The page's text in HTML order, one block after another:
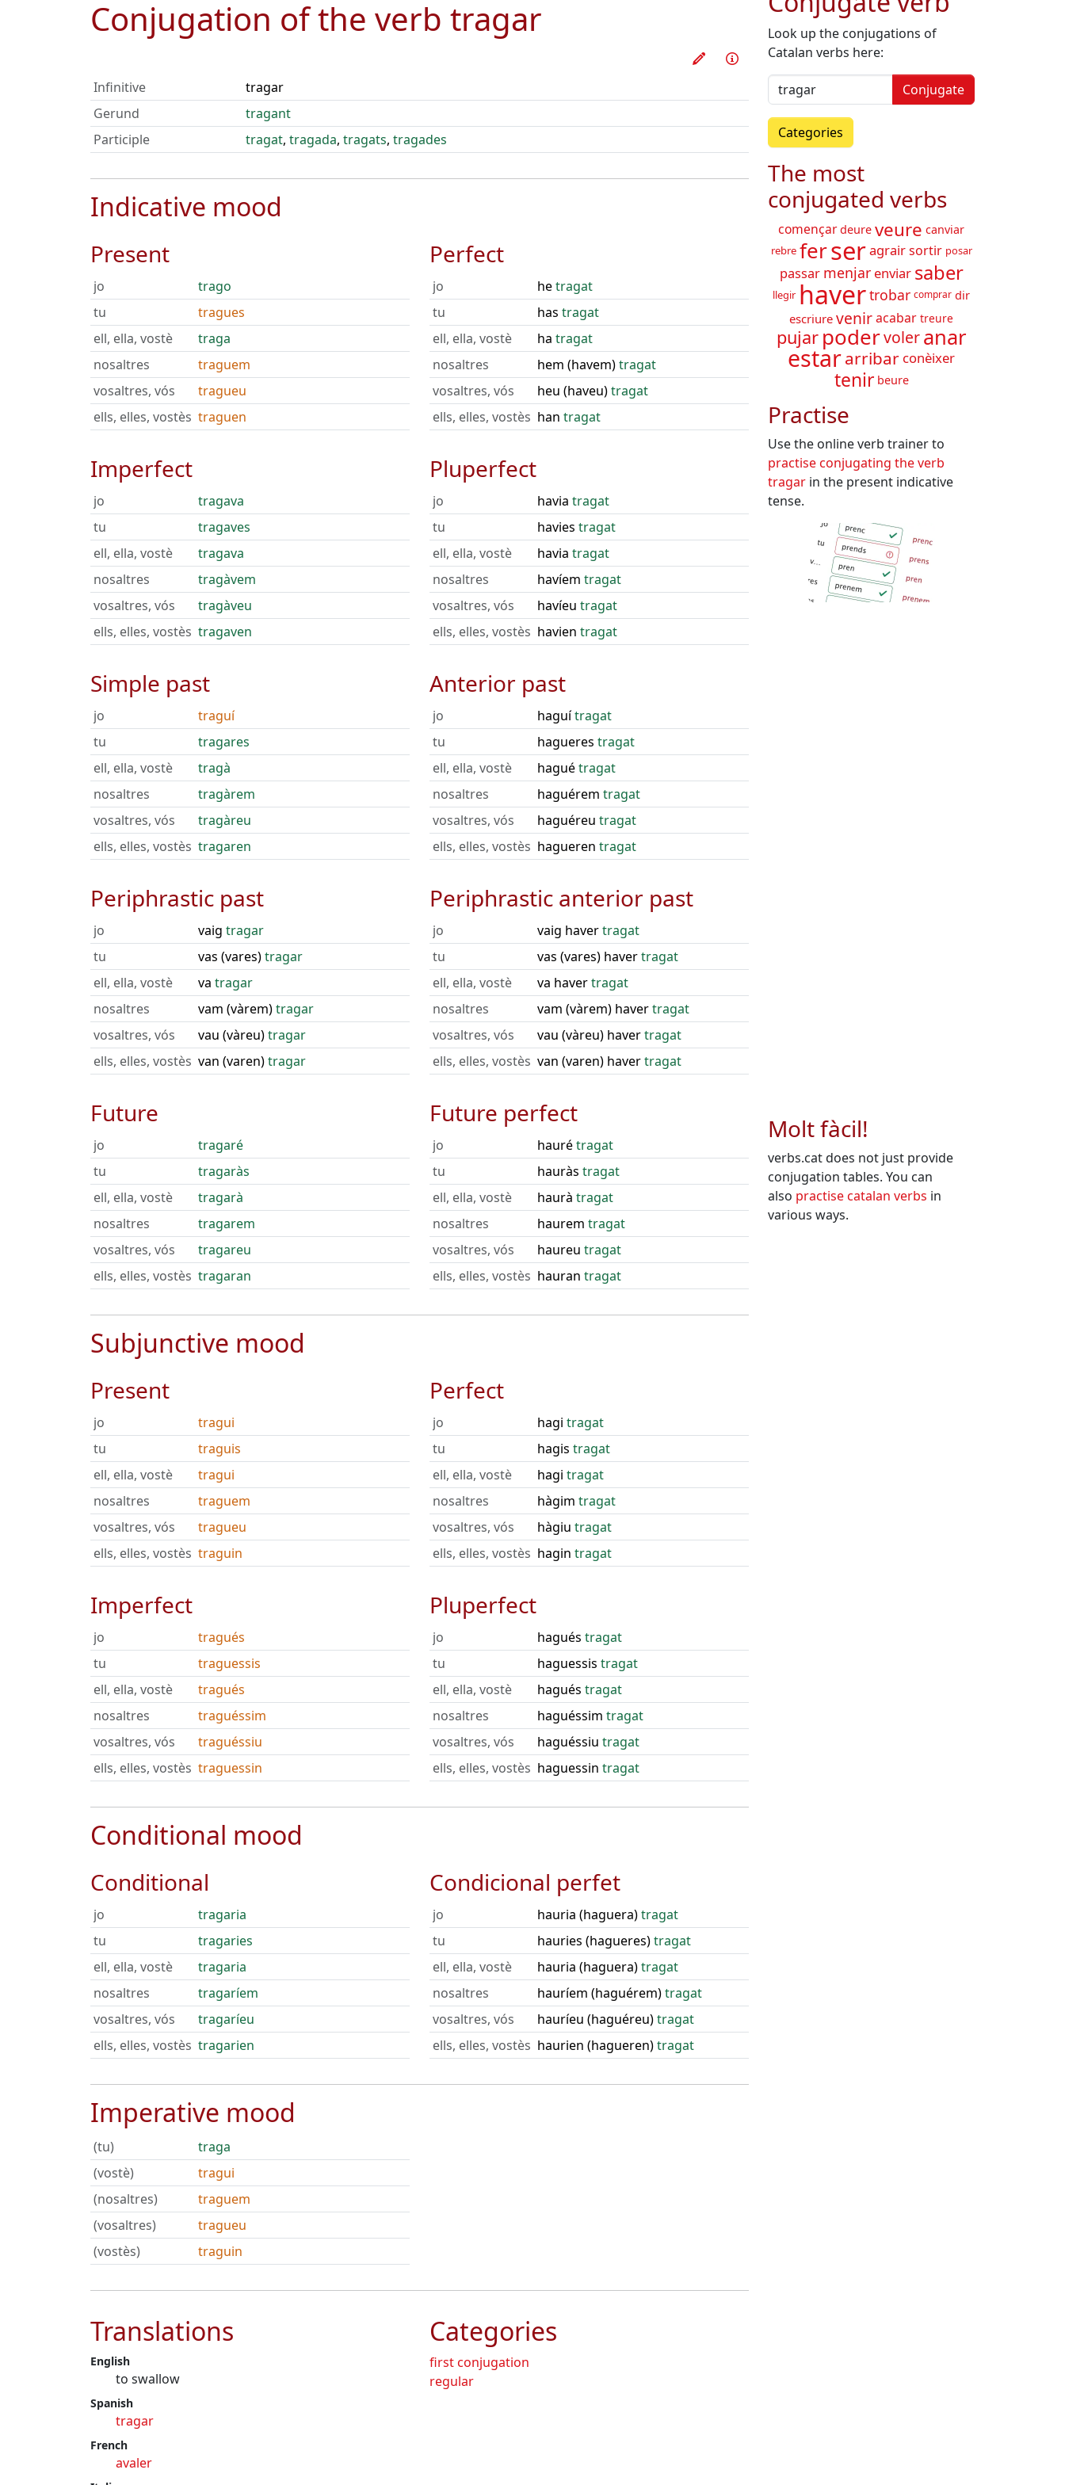
Conjugation of the verb tragar
Train this verb
Info
Infinitive
tragar
Gerund
tragant
Participle
tragat, tragada, tragats, tragades
Indicative mood
Present
jo
trago
tu
tragues
ell, ella, vostè
traga
nosaltres
traguem
vosaltres, vós
tragueu
ells, elles, vostès traguen
Imperfect
jo
tragava
tu
tragaves
ell, ella, vostè
tragava
nosaltres
tragàvem
vosaltres, vós
tragàveu
ells, elles, vostès tragaven
Simple past
jo
traguí
tu
tragares
ell, ella, vostè
tragà
nosaltres
tragàrem
vosaltres, vós
tragàreu
ells, elles, vostès tragaren
Periphrastic past
jo vaig tragar
tu
vas (vares)tragar
ell, ella, vostè
va tragar
nosaltres
vam (vàrem)tragar
vosaltres, vós
vau (vàreu)tragar
ells, elles, vostès van (varen)tragar
Future
jo
tragaré
tu
tragaràs
ell, ella, vostè
tragarà
nosaltres
tragarem
vosaltres, vós
tragareu
ells, elles, vostès tragaran
Perfect
jo hetragat
tu
has tragat
ell, ella, vostè
ha tragat
nosaltres
hem (havem)tragat
vosaltres, vós
heu (haveu)tragat
ells, elles, vostès han tragat
Pluperfect
jo havia tragat
tu
havies tragat
ell, ella, vostè
havia tragat
nosaltres
havíem tragat
vosaltres, vós
havíeu tragat
ells, elles, vostès havien tragat
Anterior past
jo haguítragat
tu
hagueres tragat
ell, ella, vostè
haguétragat
nosaltres
haguérem tragat
vosaltres, vós
haguéreu tragat
ells, elles, vostès hagueren tragat
Periphrastic anterior past
jo vaig havertragat
tu
vas (vares) havertragat
ell, ella, vostè
va havertragat
nosaltres
vam (vàrem) havertragat
vosaltres, vós
vau (vàreu) havertragat
ells, elles, vostès van (varen) havertragat
Future perfect
jo haurétragat
tu
hauràs tragat
ell, ella, vostè
haurà tragat
nosaltres
haurem tragat
vosaltres, vós
haureu tragat
ells, elles, vostès hauran tragat
Subjunctive mood
Present
jo
tragui
tu
traguis
ell, ella, vostè
tragui
nosaltres
traguem
vosaltres, vós
tragueu
ells, elles, vostès traguin
Imperfect
jo
tragués
tu
traguessis
ell, ella, vostè
tragués
nosaltres
traguéssim
vosaltres, vós
traguéssiu
ells, elles, vostès traguessin
Perfect
jo hagi tragat
tu
hagis tragat
ell, ella, vostè
hagi tragat
nosaltres
hàgim tragat
vosaltres, vós
hàgiu tragat
ells, elles, vostès hagin tragat
Pluperfect
jo hagués tragat
tu
haguessis tragat
ell, ella, vostè
hagués tragat
nosaltres
haguéssim tragat
vosaltres, vós
haguéssiu tragat
ells, elles, vostès haguessin tragat
Conditional mood
Conditional
jo
tragaria
tu
tragaries
ell, ella, vostè
tragaria
nosaltres
tragaríem
vosaltres, vós
tragaríeu
ells, elles, vostès tragarien
Condicional perfet
jo hauria (haguera)tragat
tu
hauries (hagueres)tragat
ell, ella, vostè
hauria (haguera)tragat
nosaltres
hauríem (haguérem)tragat
vosaltres, vós
hauríeu (haguéreu)tragat
ells, elles, vostès haurien (hagueren)tragat
Imperative mood
(tu)
traga
(vostè)
tragui
(nosaltres)
traguem
(vosaltres)
tragueu
(vostès)
traguin
Categories
first conjugation
regular
Translations
English
to swallow
Spanish
tragar
French
avaler
Look up the conjugations of
Catalan verbs here:
Conjugate
Categories
The most
conjugated verbs
començar deure veure canviar
rebre ferseragrair sortir posar
passar menjar enviar saber
llegir havertrobar comprar dir
escriure veniracabar treure
pujar podervoler anar
estararribar conèixer
tenir beure
Practise
Use the online verb trainer to
practise conjugating the verb
tragar in the present indicative
tense.
Molt fàcil!
verbs.cat does not just provide
conjugation tables. You can
also practise catalan verbs in
various ways.